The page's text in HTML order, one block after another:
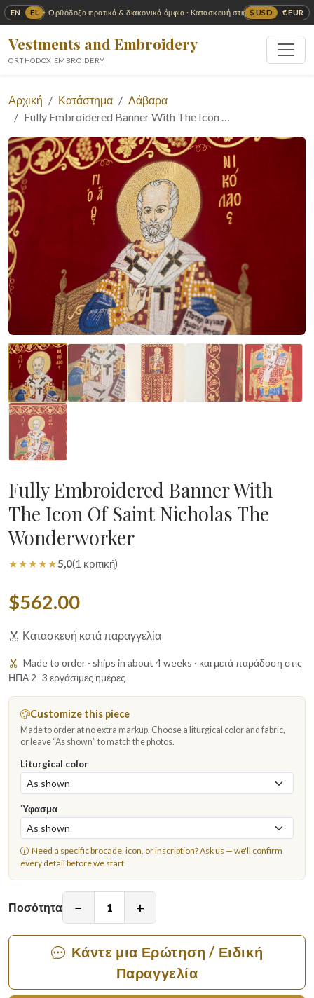
EN EL $ USD € EUR
✦ Ορθόδοξα ιερατικά & διακονικά άμφια · Κατασκευή στις ΗΠΑ ✦
Vestments and Embroidery
ORTHODOX EMBROIDERY
Αρχική Κατάστημα
Λάβαρα
Fully Embroidered Banner With The Icon …
Fully Embroidered Banner With
The Icon Of Saint Nicholas The
Wonderworker
★★★★★5,0(1 κριτική)
$562.00
Κατασκευή κατά παραγγελία
Made to order · ships in about 4 weeks · και μετά παράδοση στις
ΗΠΑ 2–3 εργάσιμες ημέρες
Customize this piece
Made to order at no extra markup. Choose a liturgical color and fabric,
or leave “As shown” to match the photos.
Liturgical color
Ύφασμα
Need a specific brocade, icon, or inscription?Ask us — we'll confirm
every detail before we start.
Ποσότητα − +
Κάντε μια Ερώτηση / Ειδική
Παραγγελία